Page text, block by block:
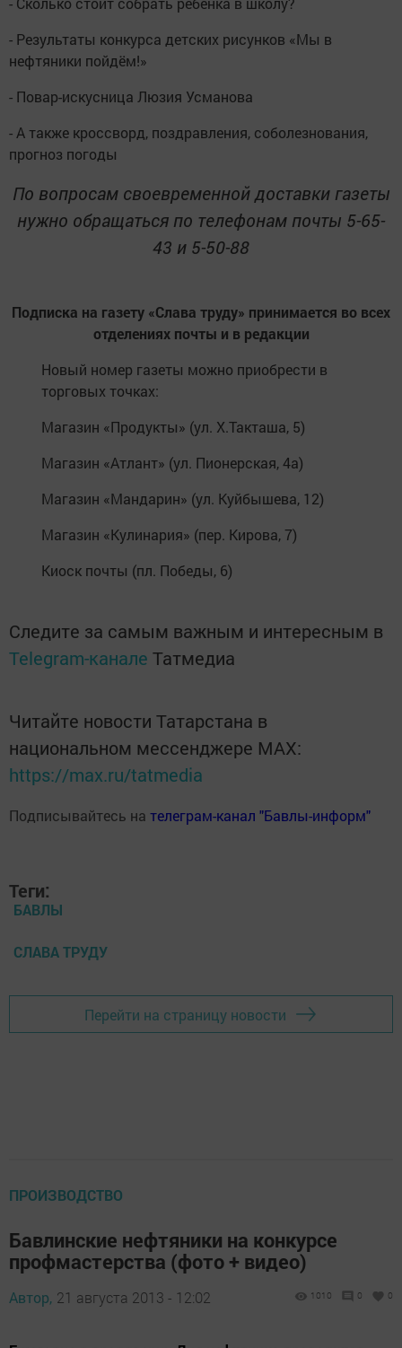
- Результаты конкурса детских рисунков «Мы в
нефтяники пойдём!»
- Повар-искусница Люзия Усманова
- А также кроссворд, поздравления, соболезнования,
прогноз погоды
По вопросам своевременной доставки газеты
нужно обращаться по телефонам почты 5-65-
43 и 5-50-88
Подписка на газету «Слава труду» принимается во всех
отделениях почты и в редакции
Новый номер газеты можно приобрести в
торговых точках:
Магазин «Продукты» (ул. Х.Такташа, 5)
Магазин «Атлант» (ул. Пионерская, 4а)
Магазин «Мандарин» (ул. Куйбышева, 12)
Магазин «Кулинария» (пер. Кирова, 7)
Киоск почты (пл. Победы, 6)
Следите за самым важным и интересным в
Telegram-канале Татмедиа
Читайте новости Татарстана в
национальном мессенджере MАХ:
https://max.ru/tatmedia
Подписывайтесь на телеграм-канал "Бавлы-информ"
Теги:
БАВЛЫ
СЛАВА ТРУДУ
Перейти на страницу новости
ПРОИЗВОДСТВО
Бавлинские нефтяники на конкурсе
профмастерства (фото + видео)
Автор, 21 августа 2013 - 12:02 1010 0 0